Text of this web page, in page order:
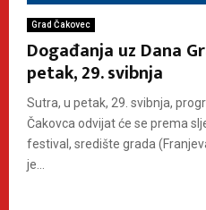
Grad Čakovec
Događanja uz Dana
petak, 29. svibnja
Sutra, u petak, 29. svibnja,
Čakovca odvijat će se prema
festival, središte grada
je...